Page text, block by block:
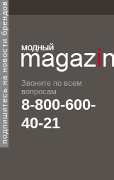
подпишитесь на новости брендов
Звоните по всем
вопросам
8-800-600-
40-21